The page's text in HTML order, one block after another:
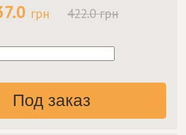
грн 422.0 грн
Под заказ